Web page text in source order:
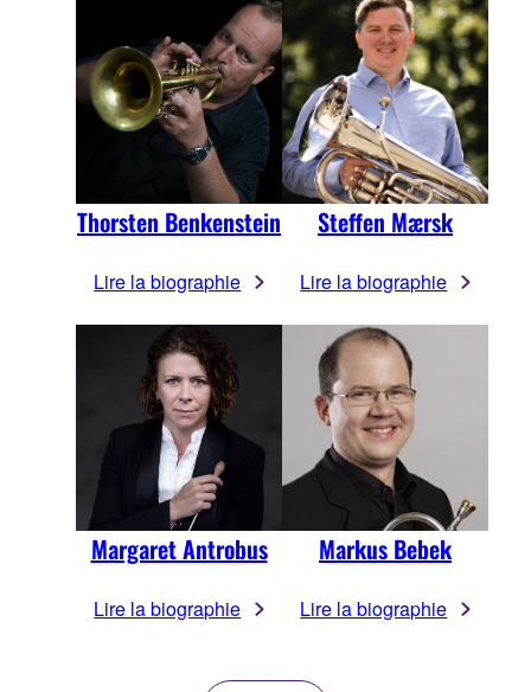
Thorsten Benkenstein
Lire la biographie
Steffen Mærsk
Lire la biographie
Margaret Antrobus
Lire la biographie
Markus Bebek
Lire la biographie